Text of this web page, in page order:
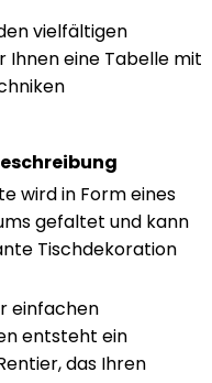
vielfältigen
Ihnen eine Tabelle mit
wird in Form eines
gefaltet und kann
Tischdekoration
einfachen
entsteht ein
das Ihren